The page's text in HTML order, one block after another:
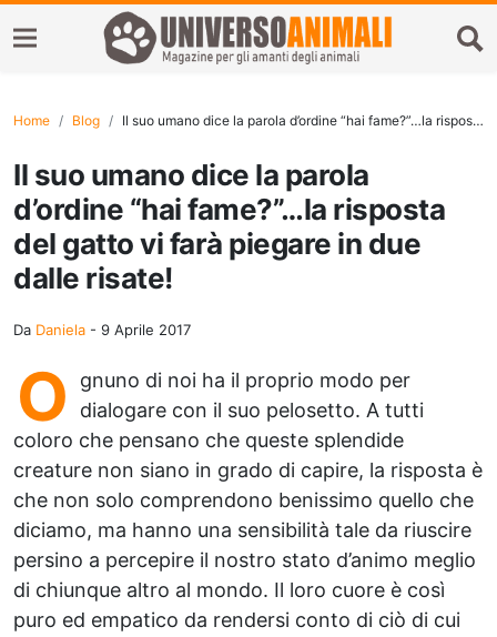
Home Blog Il suo umano dice la parola d’ordine “hai fame?”…la risposta del gatto vi farà piegare in due dalle risate!
Il suo umano dice la parola
d’ordine “hai fame?”…la risposta
del gatto vi farà piegare in due
dalle risate!
Da Daniela - 9 Aprile 2017
O
gnuno di noi ha il proprio modo per
dialogare con il suo pelosetto. A tutti
coloro che pensano che queste splendide
creature non siano in grado di capire, la risposta è
che non solo comprendono benissimo quello che
diciamo, ma hanno una sensibilità tale da riuscire
persino a percepire il nostro stato d’animo meglio
di chiunque altro al mondo. Il loro cuore è così
puro ed empatico da rendersi conto di ciò di cui